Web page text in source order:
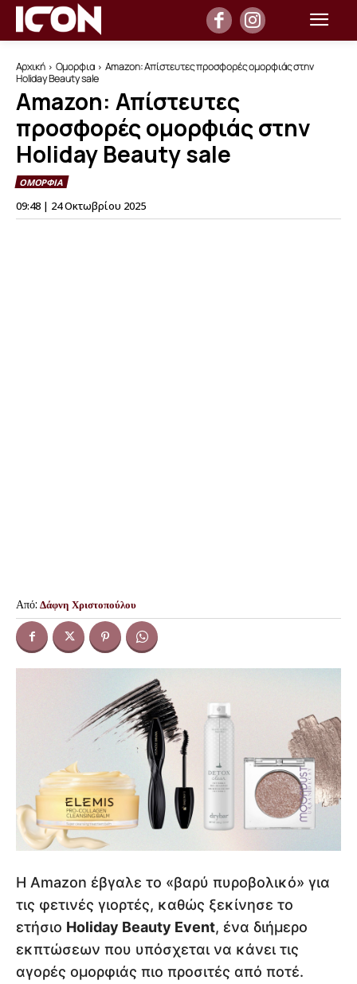
Αρχική Ομορφια
Amazon: Απίστευτες προσφορές ομορφιάς στην
Holiday Beauty sale
Amazon: Απίστευτες
προσφορές ομορφιάς στην
Holiday Beauty sale
ΟΜΟΡΦΙΑ
09:48 | 24 Οκτωβρίου 2025
Από: Δάφνη Χριστοπούλου
Η Amazon έβγαλε το «βαρύ πυροβολικό» για
τις φετινές γιορτές, καθώς ξεκίνησε το
ετήσιο Holiday Beauty Event, ένα διήμερο
εκπτώσεων που υπόσχεται να κάνει τις
αγορές ομορφιάς πιο προσιτές από ποτέ.